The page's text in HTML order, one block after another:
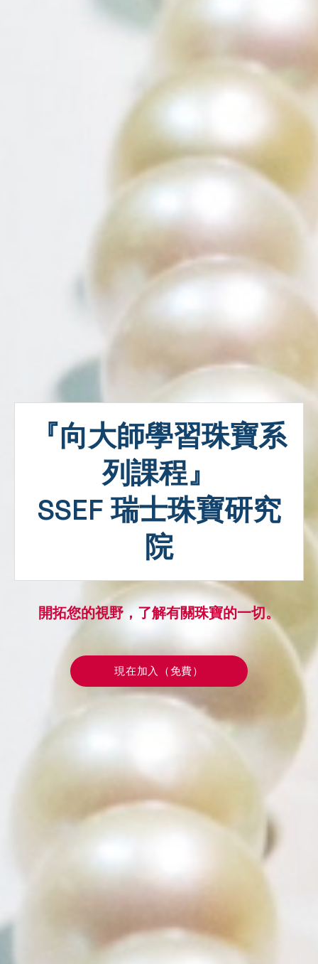
『向大師學習珠寶系
列課程』
SSEF 瑞士珠寶研究
院
開拓您的視野，了解有關珠寶的一切。
現在加入（免費）